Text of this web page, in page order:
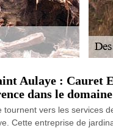
Aulaye : Cauret
dans le domaine
vers les services
Cette entreprise de